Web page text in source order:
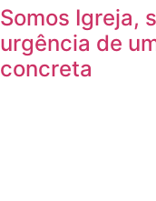
Somos Igreja,
urgência de
concreta